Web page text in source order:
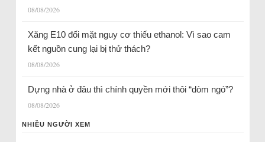
08/08/2026
Xăng E10 đối mặt nguy cơ thiếu ethanol: Vì sao cam
kết nguồn cung lại bị thử thách?
08/08/2026
Dựng nhà ở đâu thì chính quyền mới thôi “dòm ngó”?
08/08/2026
NHIỀU NGƯỜI XEM